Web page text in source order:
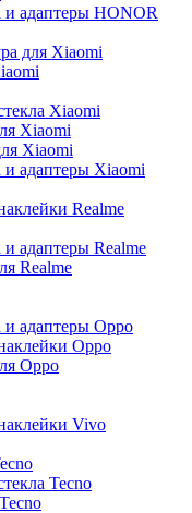
и адаптеры HONOR
для Xiaomi
Xiaomi
Xiaomi
Xiaomi
и адаптеры Xiaomi
Realme
и адаптеры Realme
Realme
и адаптеры Oppo
Oppo
Oppo
Vivo
Tecno